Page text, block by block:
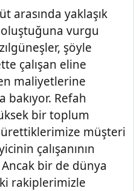
arasında yaklaşık
vurgu
şöyle
çalışan eline
maliyetlerine
bakıyor. Refah
bir toplum
müşteri
çalışanının
bir de dünya
rakiplerimizle